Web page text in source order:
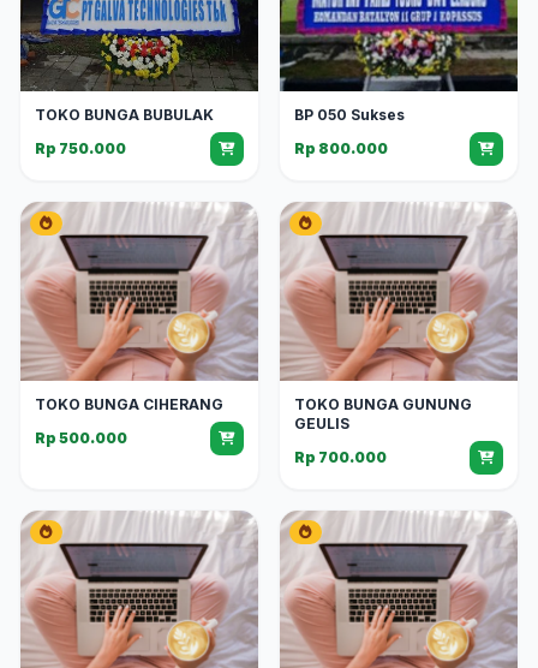
TOKO BUNGA BUBULAK
Rp 750.000
BP 050 Sukses
Rp 800.000
TOKO BUNGA CIHERANG
Rp 500.000
TOKO BUNGA GUNUNG
GEULIS
Rp 700.000